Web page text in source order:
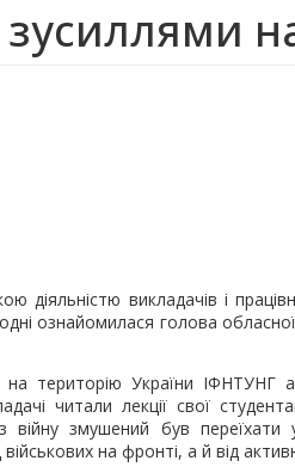
діяльністю викладачів і
ознайомилася голова обласної
територію України ІФНТУНГ
читали лекції свої
війну змушений був переїхати
на фронті, а й від